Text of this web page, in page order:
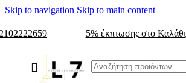
Skip to navigation Skip to main content
5% έκπτωσης στο Καλάθι